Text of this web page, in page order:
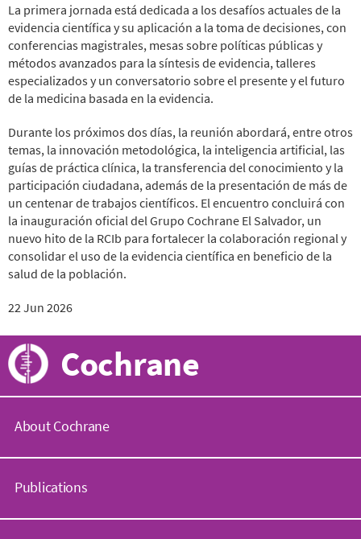
La primera jornada está dedicada a los desafíos actuales de la
evidencia científica y su aplicación a la toma de decisiones, con
conferencias magistrales, mesas sobre políticas públicas y
métodos avanzados para la síntesis de evidencia, talleres
especializados y un conversatorio sobre el presente y el futuro
de la medicina basada en la evidencia.
Durante los próximos dos días, la reunión abordará, entre otros
temas, la innovación metodológica, la inteligencia artificial, las
guías de práctica clínica, la transferencia del conocimiento y la
participación ciudadana, además de la presentación de más de
un centenar de trabajos científicos. El encuentro concluirá con
la inauguración oficial del Grupo Cochrane El Salvador, un
nuevo hito de la RCIb para fortalecer la colaboración regional y
consolidar el uso de la evidencia científica en beneficio de la
salud de la población.
22 Jun 2026
Cochrane
About Cochrane
o
h
Publications